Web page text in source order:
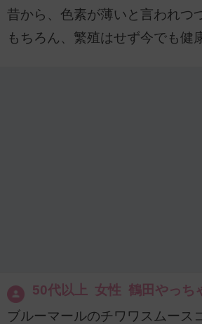
昔から、色素が薄いと言われつ
もちろん、繁殖はせず今でも健
50代以上 女性 鶴田やっち
ブルーマールのチワワスムース